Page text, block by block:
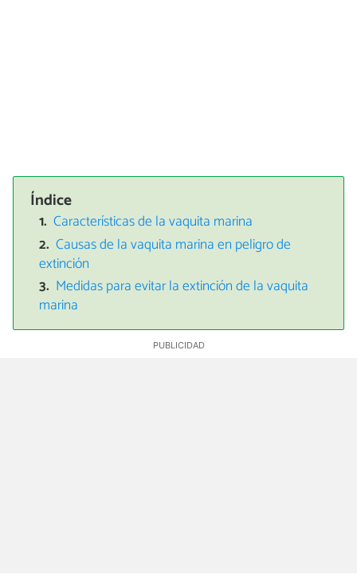
Índice
Características de la vaquita marina
Causas de la vaquita marina en peligro de
extinción
Medidas para evitar la extinción de la vaquita
marina